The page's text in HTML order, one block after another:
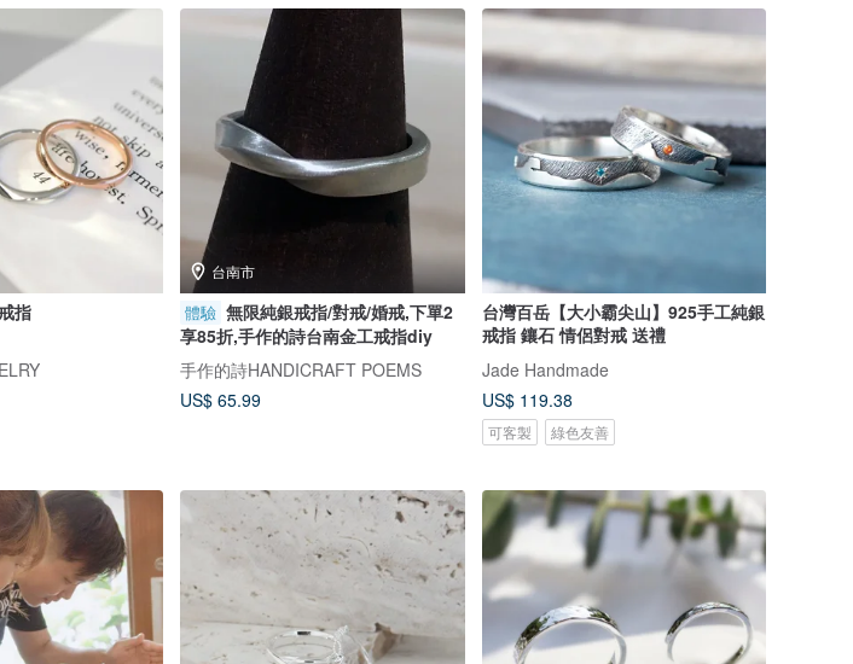
指
台南市
體驗 無限純銀戒指/對戒/婚戒,下單2
享85折,手作的詩台南金工戒指diy
手作的詩HANDICRAFT POEMS
US$ 65.99
台灣百岳【大小霸尖山】925手工純銀
戒指 鑲石 情侶對戒 送禮
Jade Handmade
US$ 119.38
可客製 綠色友善